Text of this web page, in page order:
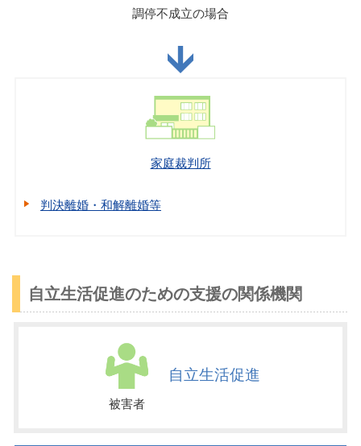
調停不成立の場合
家庭裁判所
判決離婚・和解離婚等
自立生活促進のための支援の関係機関
被害者
自立生活促進